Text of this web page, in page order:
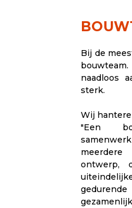
Bij de
naadloos
sterk.
Wij
"Een
ontwerp,